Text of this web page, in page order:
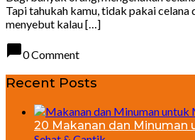
Tapi tahukah kamu, tidak pakai
menyebut kalau […]
chat_bubble0 Comment
Recent Posts
20 Makanan dan Minuman